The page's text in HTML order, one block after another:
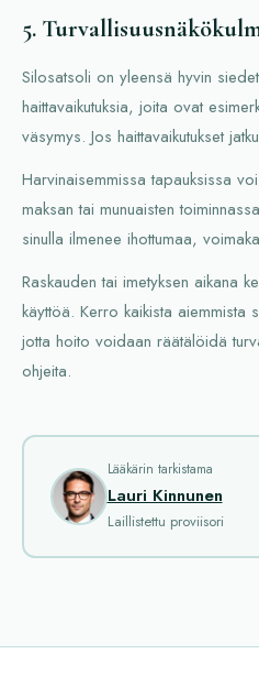
5.
Silosatsoli on yleensä hyvin
haittavaikutuksia, joita ovat
väsymys. Jos haittavaikutukset
Harvinaisemmissa tapauksissa
maksan tai munuaisten
sinulla ilmenee ihottumaa,
Raskauden tai imetyksen aikana
käyttöä. Kerro kaikista aiemmista
jotta hoito voidaan räätälöidä
ohjeita.
Lääkärin tarkistama
Lauri Kinnunen
Laillistettu proviisori